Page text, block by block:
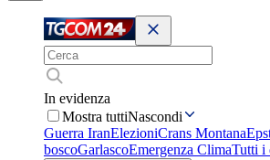
In evidenza
Mostra tuttiNascondi
Guerra IranElezioniCrans Montana
boscoGarlascoEmergenza ClimaTutti i